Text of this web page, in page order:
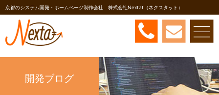
京都のシステム開発・ホームページ制作会社 株式会社Nextat（ネクスタット）
開発ブログ